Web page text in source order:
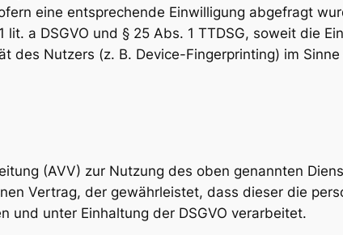
eine entsprechende Einwilligung abgefragt
a DSGVO und § 25 Abs. 1 TTDSG, soweit die
des Nutzers (z. B. Device-Fingerprinting) im
(AVV) zur Nutzung des oben genannten
Vertrag, der gewährleistet, dass dieser die
und unter Einhaltung der DSGVO verarbeitet.